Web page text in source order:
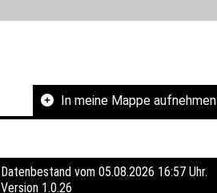
In meine Mappe aufnehmen
Datenbestand vom 05.08.2026 16:57 Uhr.
Version 1.0.26